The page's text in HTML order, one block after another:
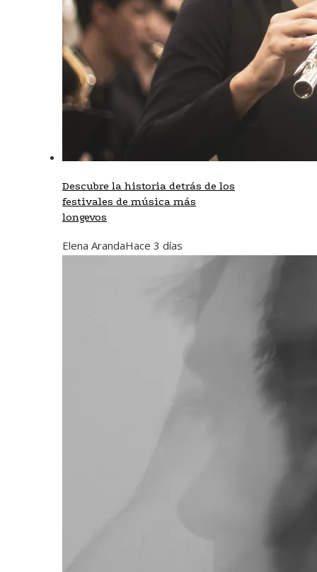
Descubre la historia detrás de los
festivales de música más
longevos
Elena ArandaHace 3 días